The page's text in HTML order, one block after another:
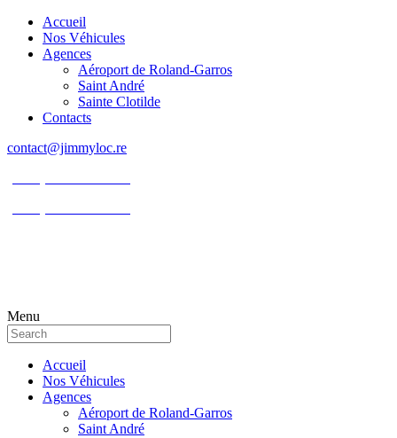
Accueil
Nos Véhicules
Agences
Aéroport de Roland-Garros
Saint André
Sainte Clotilde
Contacts
contact@jimmyloc.re
Menu
Accueil
Nos Véhicules
Agences
Aéroport de Roland-Garros
Saint André